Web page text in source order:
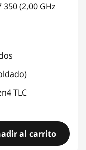
(2,00 GHz
TLC
al carrito